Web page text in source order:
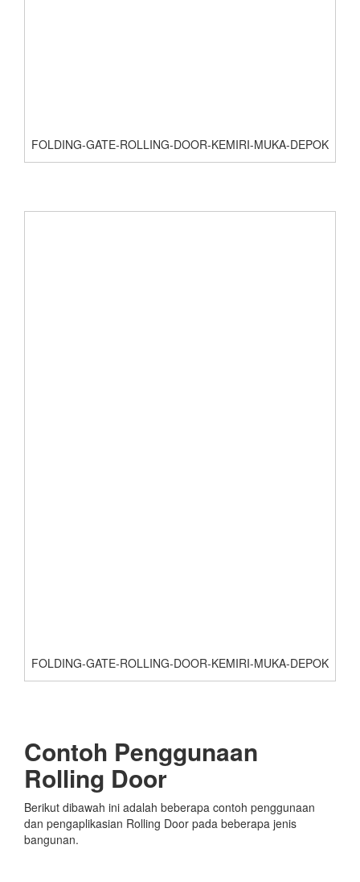
FOLDING-GATE-ROLLING-DOOR-KEMIRI-MUKA-DEPOK
FOLDING-GATE-ROLLING-DOOR-KEMIRI-MUKA-DEPOK
Contoh Penggunaan
Rolling Door
Berikut dibawah ini adalah beberapa contoh penggunaan
dan pengaplikasian Rolling Door pada beberapa jenis
bangunan.